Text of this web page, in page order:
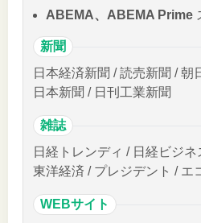
ABEMA、ABEMA Prime
新聞
日本経済新聞 / 読売新聞 / 朝
日本新聞 / 日刊工業新聞
雑誌
日経トレンディ / 日経ビジネ
東洋経済 / プレジデント / エ
WEBサイト